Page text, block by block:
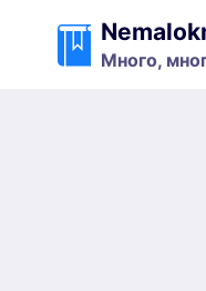
содержимомуМного,